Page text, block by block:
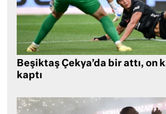
Beşiktaş Çekya’da bir attı, on
kaptı